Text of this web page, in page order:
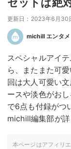
更新日：2023年6月30
michill エンタメ
スペシャルアイ
ら、またまた可
回は大人可愛い
ースや淡色がお
で6点も付録がつ
michill編集部が
本ページはアフィリ